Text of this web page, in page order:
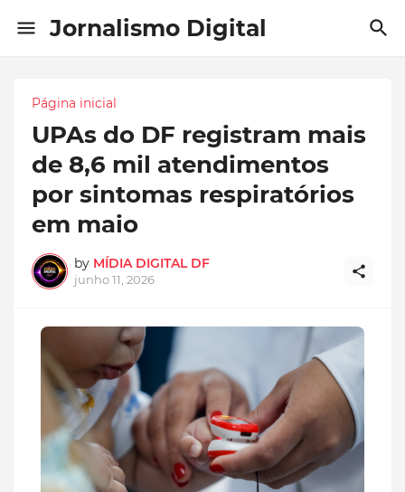
Jornalismo Digital
Página inicial
UPAs do DF registram mais
de 8,6 mil atendimentos
por sintomas respiratórios
em maio
by MÍDIA DIGITAL DF
junho 11, 2026